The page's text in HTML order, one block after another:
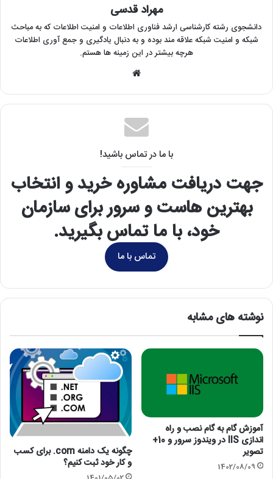
مهراد قدسی
دانشجوی رشته کارشناسی ارشد فناوری اطلاعات و امنیت اطلاعات که به مباحث
شبکه و امنیت شبکه علاقه مند بوده و به دنبال یادگیری و جمع آوری اطلاعات
هرچه بیشتر در این زمینه ها هستم.
با ما در تماس باشید!
جهت دریافت مشاوره خرید و انتخاب
بهترین هاست و سرور برای سازمان
خود، با ما تماس بگیرید.
تماس با ما
نوشته های مشابه
آموزش گام به گام نصب و راه
اندازی IIS در ویندوز سرور و 10+
تصویر
1402/08/09
چگونه یک دامنه com. برای کسب
و کار خود ثبت کنیم؟